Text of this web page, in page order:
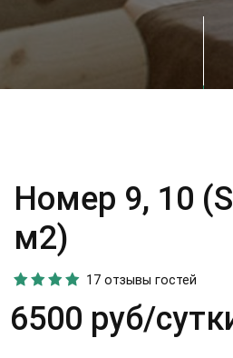
Номер 9, 10
м2)
17 отзывы гостей
6500 руб/